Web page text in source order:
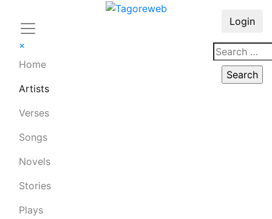
×
Home
Artists
Verses
Songs
Novels
Stories
Plays
Login